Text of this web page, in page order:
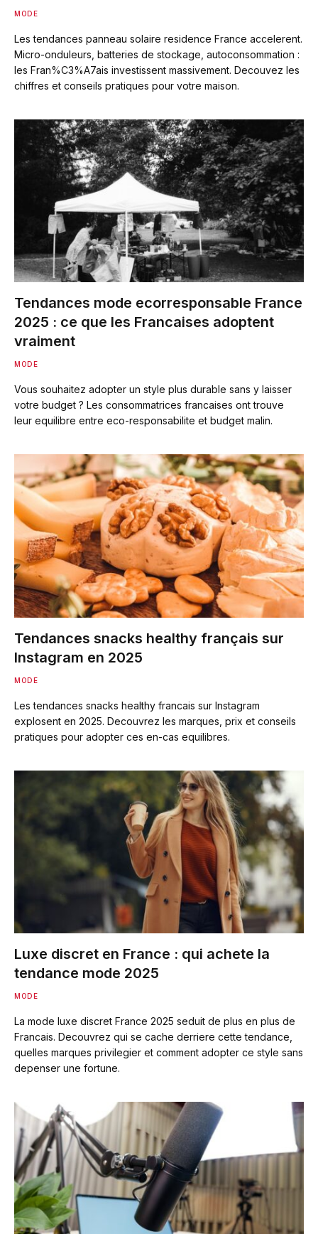
MODE
Les tendances panneau solaire residence France accelerent.
Micro-onduleurs, batteries de stockage, autoconsommation :
les Fran%C3%A7ais investissent massivement. Decouvez les
chiffres et conseils pratiques pour votre maison.
Tendances mode ecorresponsable France
2025 : ce que les Francaises adoptent
vraiment
MODE
Vous souhaitez adopter un style plus durable sans y laisser
votre budget ? Les consommatrices francaises ont trouve
leur equilibre entre eco-responsabilite et budget malin.
Tendances snacks healthy français sur
Instagram en 2025
MODE
Les tendances snacks healthy francais sur Instagram
explosent en 2025. Decouvrez les marques, prix et conseils
pratiques pour adopter ces en-cas equilibres.
Luxe discret en France : qui achete la
tendance mode 2025
MODE
La mode luxe discret France 2025 seduit de plus en plus de
Francais. Decouvrez qui se cache derriere cette tendance,
quelles marques privilegier et comment adopter ce style sans
depenser une fortune.